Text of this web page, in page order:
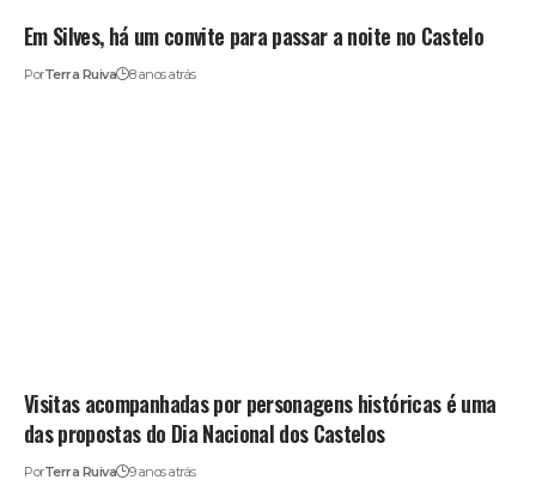
Em Silves, há um convite para passar a noite no Castelo
PorTerra Ruiva 8 anos atrás
Visitas acompanhadas por personagens históricas é uma
das propostas do Dia Nacional dos Castelos
PorTerra Ruiva 9 anos atrás